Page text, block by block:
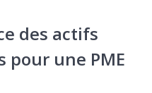
des actifs
pour une PME